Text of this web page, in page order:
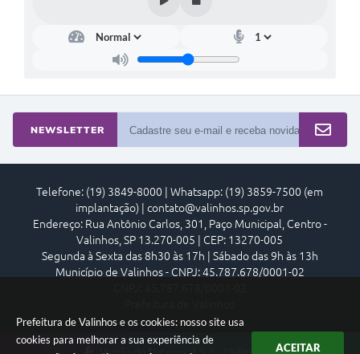
Prefeitura de Valinhos e os cookies: nosso site usa
cookies para melhorar a sua experiência de
ACEITAR
NEWSLETTER
Telefone: (19) 3849-8000 | Whatsapp: (19) 3859-7500 (em
implantação) | contato@valinhos.sp.gov.br
Endereço: Rua Antônio Carlos, 301, Paço Municipal, Centro -
Valinhos, SP 13.270-005 | CEP: 13270-005
Segunda à Sexta das 8h30 às 17h | Sábado das 9h às 13h
Município de Valinhos - CNPJ: 45.787.678/0001-02